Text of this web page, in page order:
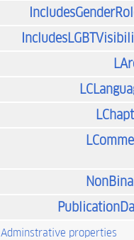
Adminstrative properties